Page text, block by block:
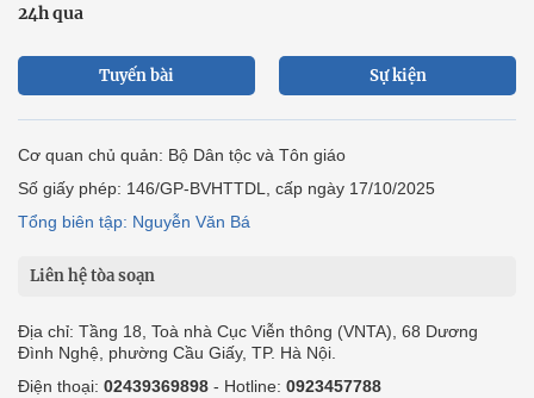
24h qua
Tuyến bài Sự kiện
Cơ quan chủ quản: Bộ Dân tộc và Tôn giáo
Số giấy phép: 146/GP-BVHTTDL, cấp ngày 17/10/2025
Tổng biên tập: Nguyễn Văn Bá
Liên hệ tòa soạn
Địa chỉ: Tầng 18, Toà nhà Cục Viễn thông (VNTA), 68 Dương
Đình Nghệ, phường Cầu Giấy, TP. Hà Nội.
Điện thoại: 02439369898 - Hotline: 0923457788